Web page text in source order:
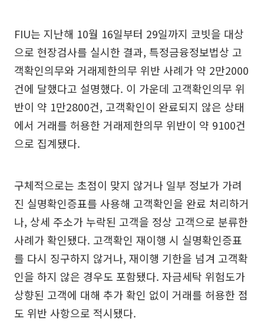
FIU는 지난해 10월 16일부터 29일까지 코빗을 대상
으로 현장검사를 실시한 결과, 특정금융정보법상 고
객확인의무와 거래제한의무 위반 사례가 약 2만2000
건에 달했다고 설명했다. 이 가운데 고객확인의무 위
반이 약 1만2800건, 고객확인이 완료되지 않은 상태
에서 거래를 허용한 거래제한의무 위반이 약 9100건
으로 집계됐다.
구체적으로는 초점이 맞지 않거나 일부 정보가 가려
진 실명확인증표를 사용해 고객확인을 완료 처리하거
나, 상세 주소가 누락된 고객을 정상 고객으로 분류한
사례가 확인됐다. 고객확인 재이행 시 실명확인증표
를 다시 징구하지 않거나, 재이행 기한을 넘겨 고객확
인을 하지 않은 경우도 포함됐다. 자금세탁 위험도가
상향된 고객에 대해 추가 확인 없이 거래를 허용한 점
도 위반 사항으로 적시됐다.